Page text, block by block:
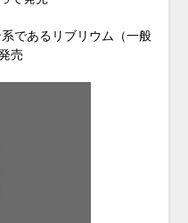
であるリブリウム（一般
売